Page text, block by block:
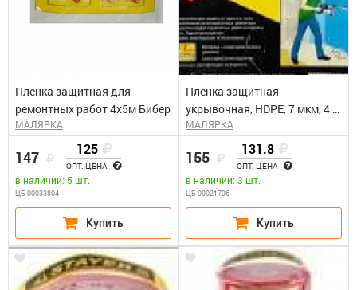
Пленка защитная для
ремонтных работ 4х5м Бибер
МАЛЯРКА
147 125
ОПТ. ЦЕНА
в наличии: 5 шт.
ЦБ-00033804
Пленка защитная
укрывочная, HDPE, 7 мкм, 4 x
5м STAYER "STANDARD"
МАЛЯРКА
155 131.8
ОПТ. ЦЕНА
в наличии: 3 шт.
ЦБ-00021796